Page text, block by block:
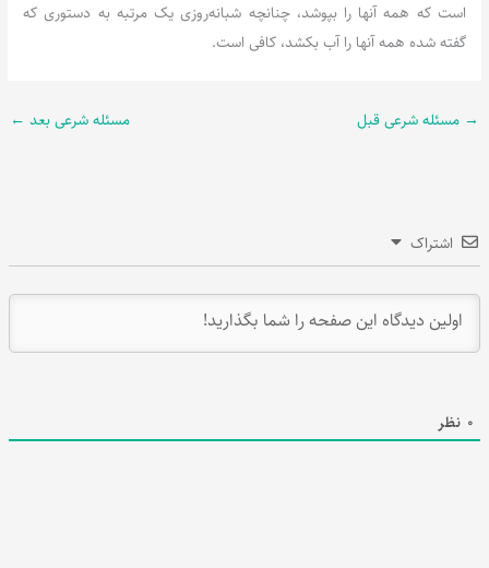
است که همه آنها را بپوشد، چنانچه شبانه‌روزی یک مرتبه به دستوری که
گفته شده همه آنها را آب بکشد، کافی است.
→ مسئله شرعی قبل مسئله شرعی بعد ←
اشتراک
0 نظر